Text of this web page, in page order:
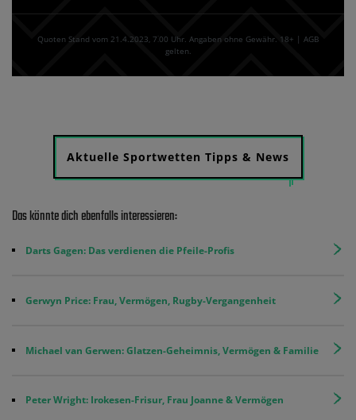
Quoten Stand vom 21.4.2023‚ 7⁚00 Uhr. Angaben ohne Gewähr. 18+ | AGB
gelten.
Aktuelle Sportwetten Tipps & News
Das könnte dich ebenfalls interessieren:
Darts Gagen: Das verdienen die Pfeile-Profis
Gerwyn Price: Frau, Vermögen, Rugby-Vergangenheit
Michael van Gerwen: Glatzen-Geheimnis, Vermögen & Familie
Peter Wright: Irokesen-Frisur, Frau Joanne & Vermögen